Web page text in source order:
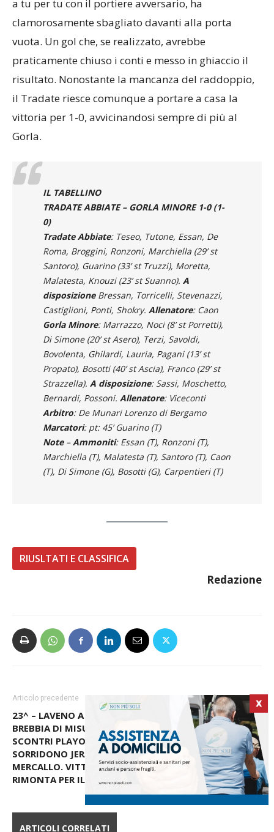
a tu per tu con il portiere avversario, ha
clamorosamente sbagliato davanti alla porta
vuota. Un gol che, se realizzato, avrebbe
praticamente chiuso i conti e messo in ghiaccio il
risultato. Nonostante la mancanza del raddoppio,
il Tradate riesce comunque a portare a casa la
vittoria per 1-0, avvicinandosi sempre di più al
Gorla.
IL TABELLINO
TRADATE ABBIATE – GORLA MINORE 1-0 (1-
0)
Tradate Abbiate: Teseo, Tutone, Essan, De
Roma, Broggini, Ronzoni, Marchiella (29’ st
Santoro), Guarino (33’ st Truzzi), Moretta,
Malatesta, Knouzi (23’ st Suanno). A
disposizioneBressan, Torricelli, Stevenazzi,
Castiglioni, Ponti, Shokry. Allenatore: Caon
Gorla Minore: Marrazzo, Noci (8’ st Porretti),
Di Simone (20’ st Asero), Terzi, Savoldi,
Bovolenta, Ghilardi, Lauria, Pagani (13’ st
Propato), Bosotti (40’ st Ascia), Franco (29’ st
Strazzella). A disposizione: Sassi, Moschetto,
Bernardi, Possoni. Allenatore: Viceconti
Arbitro: De Munari Lorenzo di Bergamo
Marcatori: pt: 45’ Guarino (T)
Note–Ammoniti: Essan (T), Ronzoni (T),
Marchiella (T), Malatesta (T), Santoro (T), Caon
(T), Di Simone (G), Bosotti (G), Carpentieri (T)
RIUSLTATI E CLASSIFICA
Redazione
Articolo precedente
23^ – LAVENO A VALANGA,
BREBBIA DI MISURA.
SCONTRI PLAYOFF DA X,
SORRIDONO JERAGHESE E
MERCALLO. VITTORIA IN
RIMONTA PER IL CARAVATE
Articolo successivo
23^ – VERBANO: SCATTO
SALVEZZA, OLIMPIA
TRAVOLTA DALL’AURORA
CANTALUPO. VALLE OLONA
PAREGGIO AMARO
ARTICOLI CORRELATI
X